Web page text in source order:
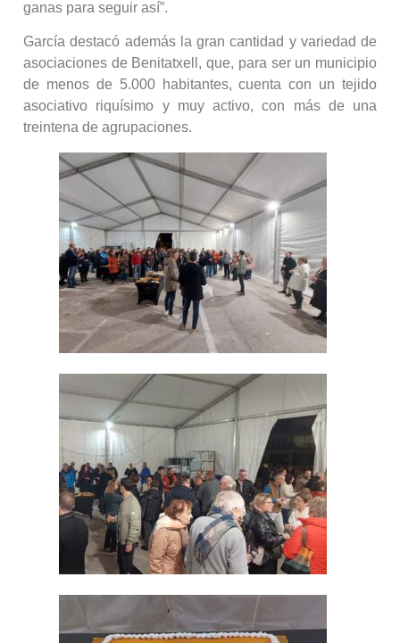
ganas para seguir así”.
García destacó además la gran cantidad y variedad de
asociaciones de Benitatxell, que, para ser un municipio
de menos de 5.000 habitantes, cuenta con un tejido
asociativo riquísimo y muy activo, con más de una
treintena de agrupaciones.